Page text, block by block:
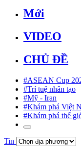
Mới
VIDEO
CHỦ ĐỀ
#ASEAN Cup
#Trí tuệ nhân tạo
#Mỹ - Iran
#Khám phá Việt
#Khám phá thế
Tin